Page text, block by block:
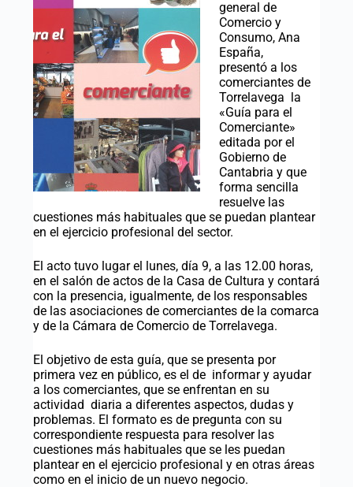
general de
Comercio y
Consumo, Ana
España,
presentó a los
comerciantes de
Torrelavega la
«Guía para el
Comerciante»
editada por el
Gobierno de
Cantabria y que
forma sencilla
resuelve las
cuestiones más habituales que se puedan plantear
en el ejercicio profesional del sector.
El acto tuvo lugar el lunes, día 9, a las 12.00 horas,
en el salón de actos de la Casa de Cultura y contará
con la presencia, igualmente, de los responsables
de las asociaciones de comerciantes de la comarca
y de la Cámara de Comercio de Torrelavega.
El objetivo de esta guía, que se presenta por
primera vez en público, es el de informar y ayudar
a los comerciantes, que se enfrentan en su
actividad diaria a diferentes aspectos, dudas y
problemas. El formato es de pregunta con su
correspondiente respuesta para resolver las
cuestiones más habituales que se les puedan
plantear en el ejercicio profesional y en otras áreas
como en el inicio de un nuevo negocio.